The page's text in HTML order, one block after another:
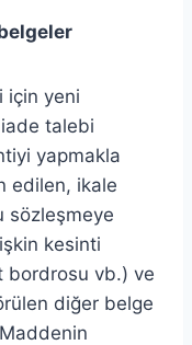
için yeni
talebi
yapmakla
edilen, ikale
sözleşmeye
kesinti
bordrosu vb.) ve
diğer belge